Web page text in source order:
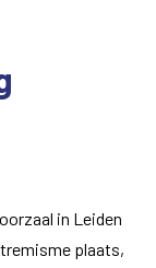
in Leiden
plaats,